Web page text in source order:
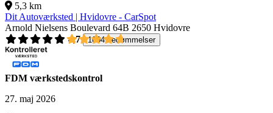
5,3 km
Dit Autoværksted | Hvidovre - CarSpot
Arnold Nielsens Boulevard 64B 2650 Hvidovre
4,7
1004 bedømmelser
FDM værkstedskontrol
27. maj 2026